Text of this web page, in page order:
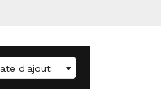
d'ajout